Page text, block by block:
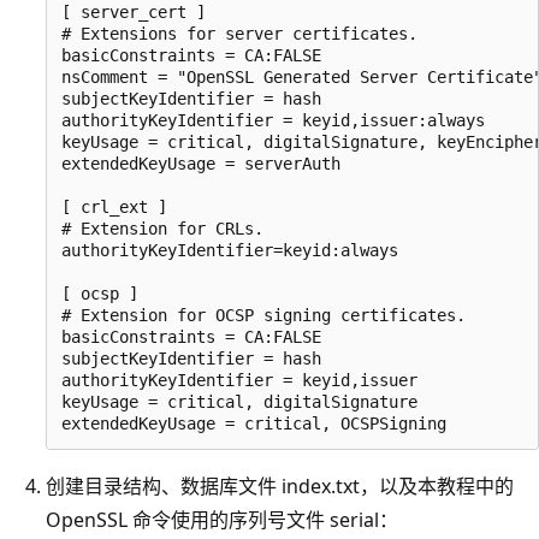
[ server_cert ]
# Extensions for server certificates.
basicConstraints = CA:FALSE
nsComment = "OpenSSL Generated Server
subjectKeyIdentifier = hash
authorityKeyIdentifier = keyid,issuer:always
keyUsage = critical, digitalSignature,
extendedKeyUsage = serverAuth
[ crl_ext ]
# Extension for CRLs.
authorityKeyIdentifier=keyid:always
[ ocsp ]
# Extension for OCSP signing certificates.
basicConstraints = CA:FALSE
subjectKeyIdentifier = hash
authorityKeyIdentifier = keyid,issuer
keyUsage = critical, digitalSignature
创建目录结构、数据库文件 index.txt，以及本教程中的
OpenSSL 命令使用的序列号文件 serial：